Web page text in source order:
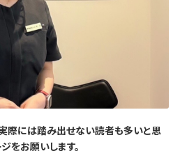
実際には踏み出せない読者も多いと思
をお願いします。